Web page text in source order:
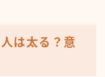
は太る？意